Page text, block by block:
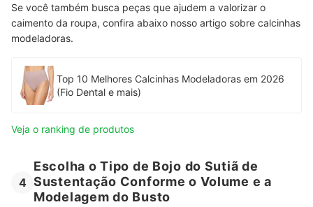
Se você também busca peças que ajudem a valorizar o
caimento da roupa, confira abaixo nosso artigo sobre calcinhas
modeladoras.
Top 10 Melhores Calcinhas Modeladoras em 2026
(Fio Dental e mais)
Veja o ranking de produtos
4
Escolha o Tipo de Bojo do Sutiã de
Sustentação Conforme o Volume e a
Modelagem do Busto